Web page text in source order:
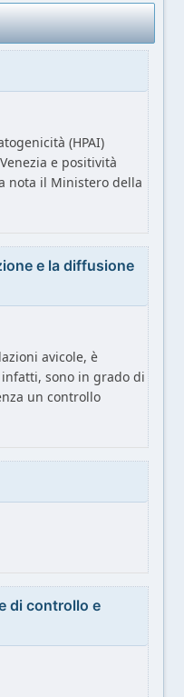
(HPAI)
e positività
nota il Ministero della
e la diffusione
avicole, è
sono in grado di
un controllo
di controllo e